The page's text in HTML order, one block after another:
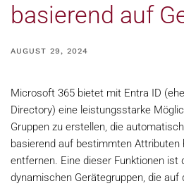
basierend auf
AUGUST 29, 2024
Microsoft 365 bietet mit Entra ID
Directory) eine leistungsstarke
Gruppen zu erstellen, die
basierend auf bestimmten Attributen
entfernen. Eine dieser Funktionen ist
dynamischen Gerätegruppen, die auf